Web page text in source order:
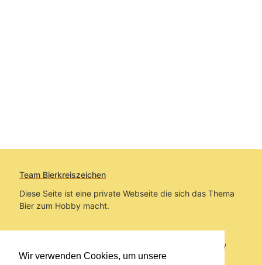
Wir verwenden Cookies, um unsere
Team Bierkreiszeichen
Diese Seite ist eine private Webseite die sich das Thema
Bier zum Hobby macht.
Sie befinden sich auf https://www.bierkreiszeichen.at/